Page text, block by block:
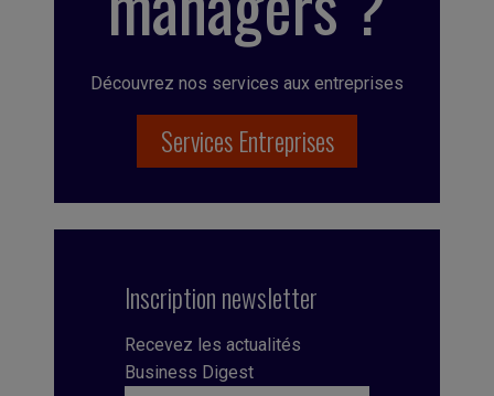
Découvrez nos services aux entreprises
Services Entreprises
Inscription newsletter
Recevez les actualités
Business Digest